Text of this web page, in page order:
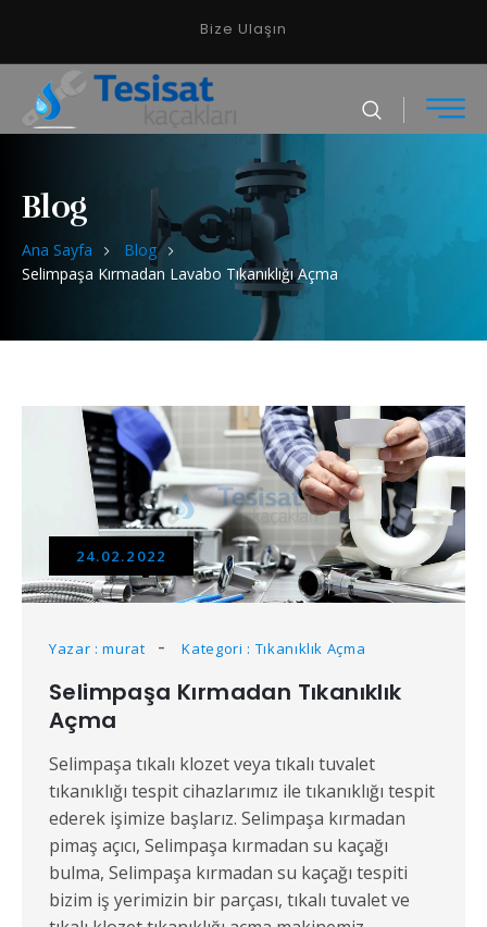
Bize Ulaşın
Blog
Ana Sayfa
Blog
Selimpaşa Kırmadan Lavabo Tıkanıklığı Açma
24.02.2022
Yazar : murat Kategori : Tıkanıklık Açma
Selimpaşa Kırmadan Tıkanıklık
Açma
Selimpaşa tıkalı klozet veya tıkalı tuvalet
tıkanıklığı tespit cihazlarımız ile tıkanıklığı tespit
ederek işimize başlarız. Selimpaşa kırmadan
pimaş açıcı, Selimpaşa kırmadan su kaçağı
bulma, Selimpaşa kırmadan su kaçağı tespiti
bizim iş yerimizin bir parçası, tıkalı tuvalet ve